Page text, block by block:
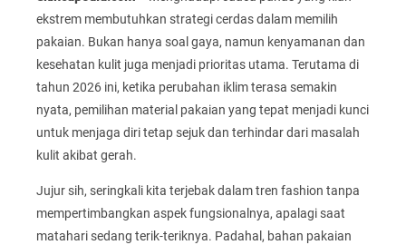
ekstrem membutuhkan strategi cerdas dalam memilih
pakaian. Bukan hanya soal gaya, namun kenyamanan dan
kesehatan kulit juga menjadi prioritas utama. Terutama di
tahun 2026 ini, ketika perubahan iklim terasa semakin
nyata, pemilihan material pakaian yang tepat menjadi kunci
untuk menjaga diri tetap sejuk dan terhindar dari masalah
kulit akibat gerah.
Jujur sih, seringkali kita terjebak dalam tren fashion tanpa
mempertimbangkan aspek fungsionalnya, apalagi saat
matahari sedang terik-teriknya. Padahal, bahan pakaian